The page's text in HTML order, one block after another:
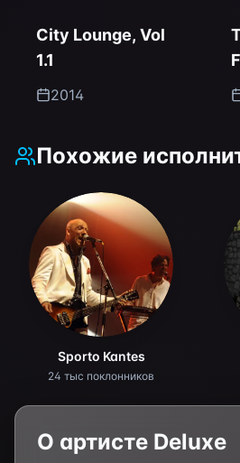
City Lounge, Vol
1.1
2014
Похожие
Sporto Kantes
24 тыс поклонников
О артисте Deluxe